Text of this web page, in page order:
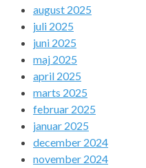
august 2025
juli 2025
juni 2025
maj 2025
april 2025
marts 2025
februar 2025
januar 2025
december 2024
november 2024